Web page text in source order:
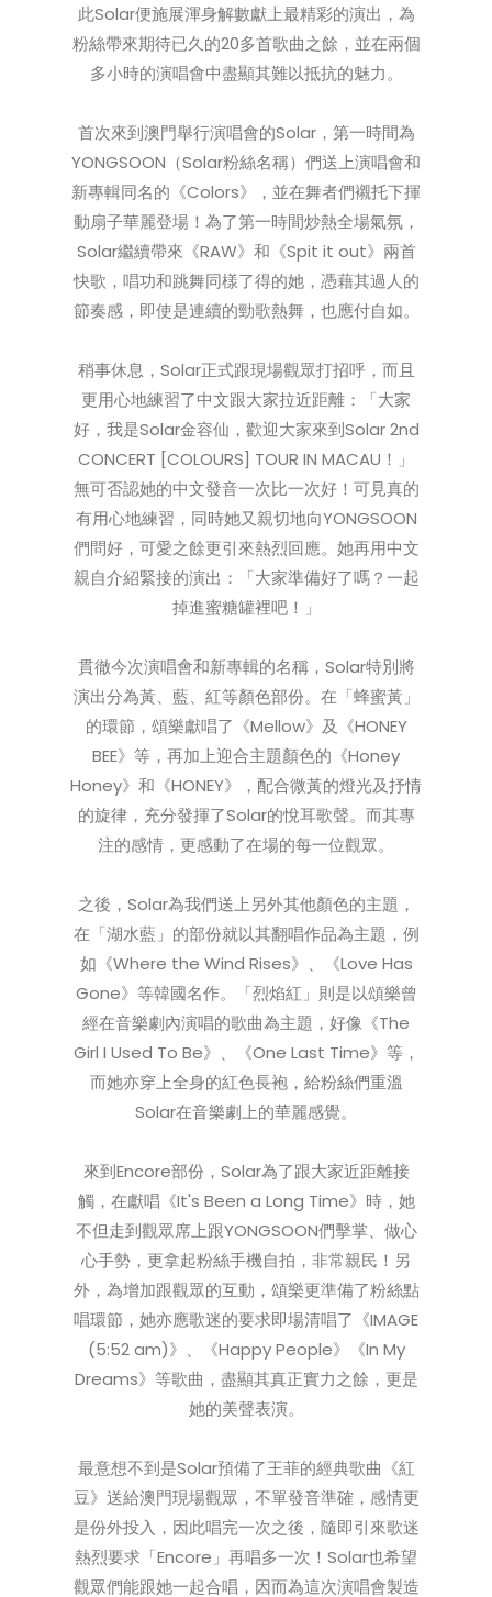
此Solar便施展渾身解數獻上最精彩的演出，為
粉絲帶來期待已久的20多首歌曲之餘，並在兩個
多小時的演唱會中盡顯其難以抵抗的魅力。
首次來到澳門舉行演唱會的Solar，第一時間為
YONGSOON（Solar粉絲名稱）們送上演唱會和
新專輯同名的《Colors》，並在舞者們襯托下揮
動扇子華麗登場！為了第一時間炒熱全場氣氛，
Solar繼續帶來《RAW》和《Spit it out》兩首
快歌，唱功和跳舞同樣了得的她，憑藉其過人的
節奏感，即使是連續的勁歌熱舞，也應付自如。
稍事休息，Solar正式跟現場觀眾打招呼，而且
更用心地練習了中文跟大家拉近距離：「大家
好，我是Solar金容仙，歡迎大家來到Solar 2nd
CONCERT [COLOURS] TOUR IN MACAU！」
無可否認她的中文發音一次比一次好！可見真的
有用心地練習，同時她又親切地向YONGSOON
們問好，可愛之餘更引來熱烈回應。她再用中文
親自介紹緊接的演出：「大家準備好了嗎？一起
掉進蜜糖罐裡吧！」
貫徹今次演唱會和新專輯的名稱，Solar特別將
演出分為黃、藍、紅等顏色部份。在「蜂蜜黃」
的環節，頌樂獻唱了《Mellow》及《HONEY
BEE》等，再加上迎合主題顏色的《Honey
Honey》和《HONEY》，配合微黃的燈光及抒情
的旋律，充分發揮了Solar的悅耳歌聲。而其專
注的感情，更感動了在場的每一位觀眾。
之後，Solar為我們送上另外其他顏色的主題，
在「湖水藍」的部份就以其翻唱作品為主題，例
如《Where the Wind Rises》、《Love Has
Gone》等韓國名作。「烈焰紅」則是以頌樂曾
經在音樂劇內演唱的歌曲為主題，好像《The
Girl I Used To Be》、《One Last Time》等，
而她亦穿上全身的紅色長袍，給粉絲們重溫
Solar在音樂劇上的華麗感覺。
來到Encore部份，Solar為了跟大家近距離接
觸，在獻唱《It's Been a Long Time》時，她
不但走到觀眾席上跟YONGSOON們擊掌、做心
心手勢，更拿起粉絲手機自拍，非常親民！另
外，為增加跟觀眾的互動，頌樂更準備了粉絲點
唱環節，她亦應歌迷的要求即場清唱了《IMAGE
(5:52 am)》、《Happy People》《In My
Dreams》等歌曲，盡顯其真正實力之餘，更是
她的美聲表演。
最意想不到是Solar預備了王菲的經典歌曲《紅
豆》送給澳門現場觀眾，不單發音準確，感情更
是份外投入，因此唱完一次之後，隨即引來歌迷
熱烈要求「Encore」再唱多一次！Solar也希望
觀眾們能跟她一起合唱，因而為這次演唱會製造